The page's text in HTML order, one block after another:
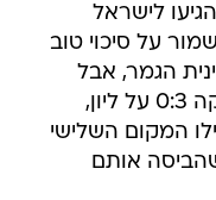
לישראל
על סיכוי טוב
הגמר, אבל
אחרי ההפסד והניצחון של שאלקה 0:3 על ליון,
המקום השלישי
אותם